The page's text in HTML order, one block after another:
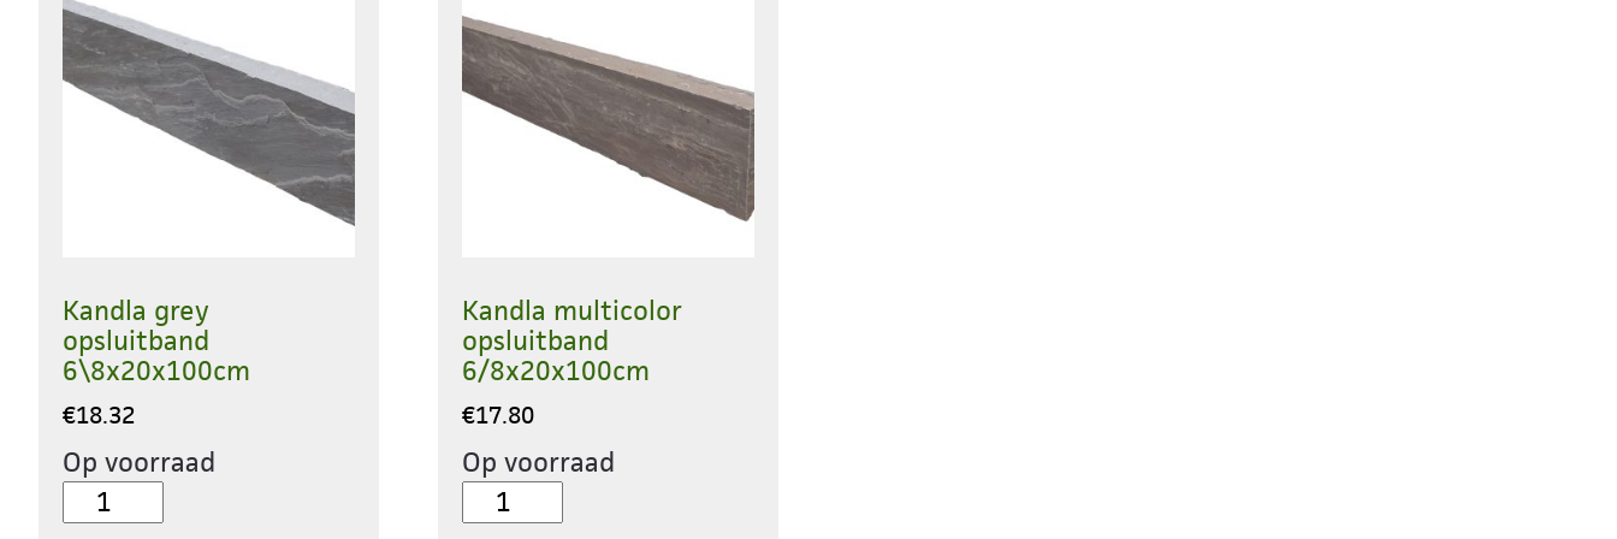
Kandla grey
opsluitband
6\8x20x100cm
€18.32
Op voorraad
Kandla
Kandla multicolor
opsluitband
6/8x20x100cm
€17.80
Op voorraad
Kandla